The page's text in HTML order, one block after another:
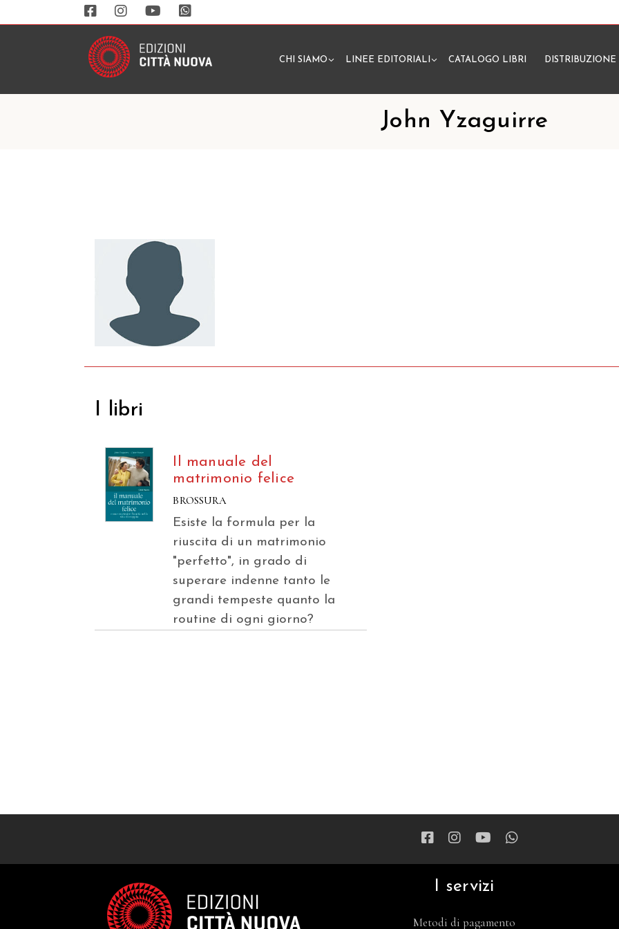
CHI SIAMO LINEE EDITORIALI CATALOGO LIBRI DISTRIBUZIONE
John Yzaguirre
I libri
Il manuale del
matrimonio felice
BROSSURA
Esiste la formula per la
riuscita di un matrimonio
"perfetto", in grado di
superare indenne tanto le
grandi tempeste quanto la
routine di ogni giorno?
I servizi
Metodi di pagamento